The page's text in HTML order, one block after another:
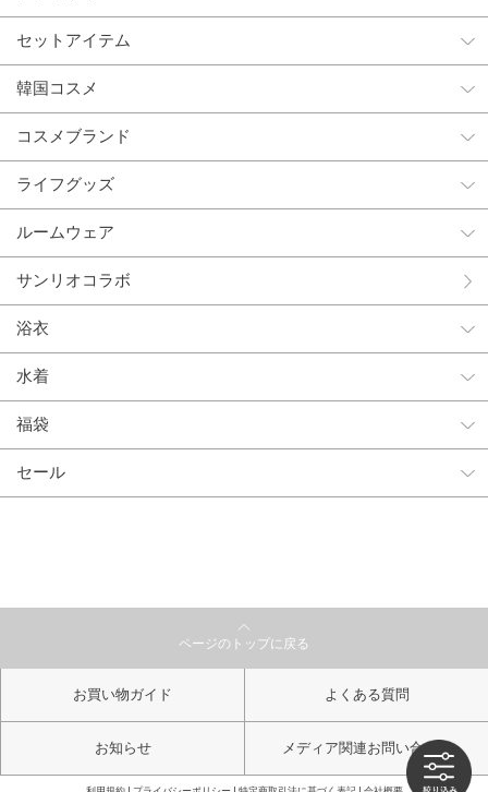
セットアイテム
韓国コスメ
コスメブランド
ライフグッズ
ルームウェア
サンリオコラボ
浴衣
水着
福袋
セール
ページのトップに戻る
お買い物ガイド よくある質問
お知らせ メディア関連お問い合わせ